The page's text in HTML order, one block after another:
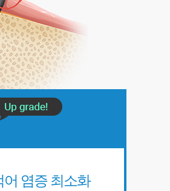
염증 최소화